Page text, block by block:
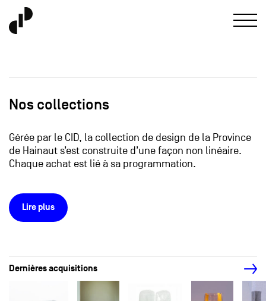
Nos collections
Gérée par le CID, la collection de design de la Province
de Hainaut s’est construite d’une façon non linéaire.
Chaque achat est lié à sa programmation.
Lire plus
Dernières acquisitions